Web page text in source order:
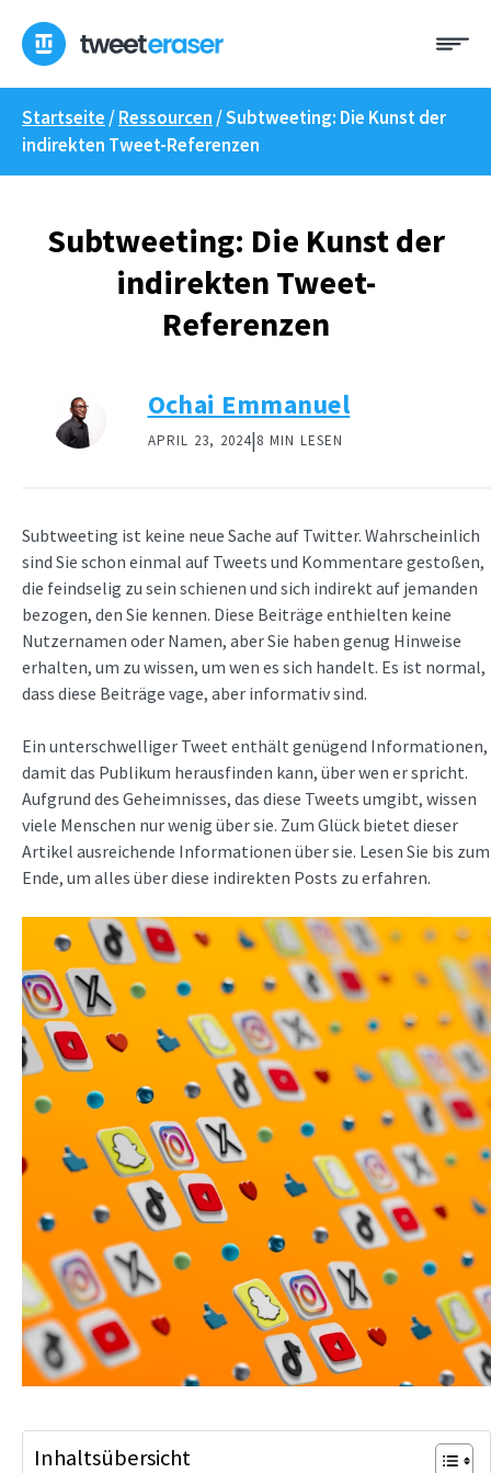
Inhalt
springen
Startseite /Ressourcen /Subtweeting: Die Kunst der
indirekten Tweet-Referenzen
Subtweeting: Die Kunst der
indirekten Tweet-
Referenzen
Ochai Emmanuel
APRIL 23, 2024|8 MIN LESEN
Subtweeting ist keine neue Sache auf Twitter. Wahrscheinlich
sind Sie schon einmal auf Tweets und Kommentare gestoßen,
die feindselig zu sein schienen und sich indirekt auf jemanden
bezogen, den Sie kennen. Diese Beiträge enthielten keine
Nutzernamen oder Namen, aber Sie haben genug Hinweise
erhalten, um zu wissen, um wen es sich handelt. Es ist normal,
dass diese Beiträge vage, aber informativ sind.
Ein unterschwelliger Tweet enthält genügend Informationen,
damit das Publikum herausfinden kann, über wen er spricht.
Aufgrund des Geheimnisses, das diese Tweets umgibt, wissen
viele Menschen nur wenig über sie. Zum Glück bietet dieser
Artikel ausreichende Informationen über sie. Lesen Sie bis zum
Ende, um alles über diese indirekten Posts zu erfahren.
Inhaltsübersicht